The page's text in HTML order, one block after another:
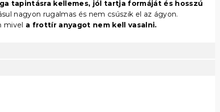
tapintásra kellemes, jól tartja formáját és hosszú
nagyon rugalmas és nem csúszik el az ágyon.
mivel a frottír anyagot nem kell vasalni.